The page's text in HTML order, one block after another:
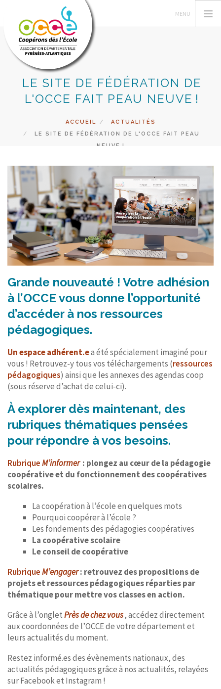
L'OCCE
GESTION ET ASSURANCE
VIE DE LA COOPERATIVE
ACTIONS PÉDAGOGIQUES
ACCÈS RÉSERVÉ
RECHERCHER
CONTACT
LE SITE DE FÉDÉRATION DE
L'OCCE FAIT PEAU NEUVE !
ACCUEIL
ACTUALITÉS
LE SITE DE FÉDÉRATION DE L'OCCE FAIT PEAU
NEUVE !
Grande nouveauté ! Votre adhésion
à l’OCCE vous donne l’opportunité
d’accéder à nos ressources
pédagogiques.
Un espace adhérent.ea été spécialement imaginé pour
vous ! Retrouvez-y tous vos téléchargements (ressources
pédagogiques) ainsi que les annexes des agendas coop
(sous réserve d’achat de celui-ci).
À explorer dès maintenant, des
rubriques thématiques pensées
pour répondre à vos besoins.
RubriqueM’informer: plongez au cœur de la pédagogie
coopérative et du fonctionnement des coopératives
scolaires.
La coopération à l’école en quelques mots
Pourquoi coopérer à l’école ?
Les fondements des pédagogies coopératives
La coopérative scolaire
Le conseil de coopérative
RubriqueM’engager: retrouvez des propositions de
projets et ressources pédagogiques réparties par
thématique pour mettre vos classes en action.
Grâce à l’ongletPrès de chez vous, accédez directement
aux coordonnées de l’OCCE de votre département et
leurs actualités du moment.
Restez informé.es des évènements nationaux, des
actualités pédagogiques grâce à nos actualités, relayées
sur Facebook et Instagram !